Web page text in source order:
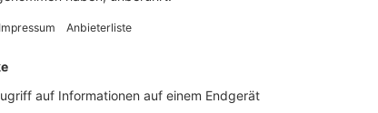
Was sollte man vor einer Buchung noch bedenken?